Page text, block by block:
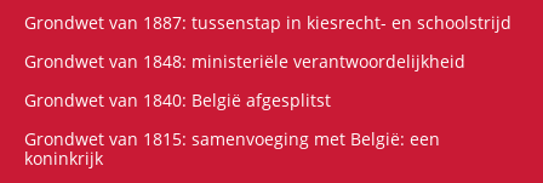
Grondwet van 1887: tussenstap in kiesrecht- en schoolstrijd
Grondwet van 1848: ministeriële verantwoordelijkheid
Grondwet van 1840: België afgesplitst
Grondwet van 1815: samenvoeging met België: een
koninkrijk